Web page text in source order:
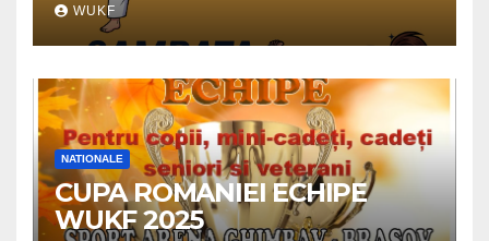
WUKF
NATIONALE
CUPA ROMANIEI ECHIPE
WUKF 2025